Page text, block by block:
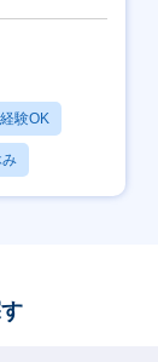
験OK